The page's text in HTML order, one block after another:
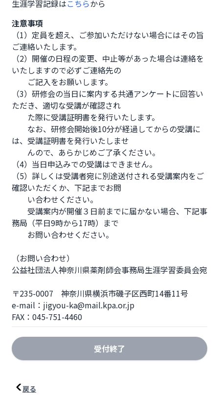
生涯学習記録はこちらから
注意事項
（1）定員を超え、ご参加いただけない場合にはその旨
ご連絡いたします。
（2）開催の日程の変更、中止等があった場合は連絡を
いたしますので必ずご連絡先の
ご記入をお願いします。
（3）研修会の当日に案内する共通アンケートに回答い
ただき、適切な受講が確認され
た際に受講証明書を発行いたします。
なお、研修会開始後10分が経過してからの受講に
は、受講証明書を発行いたしませ
んので、あらかじめご了承ください。
（4）当日申込みでの受講はできません。
（5）詳しくは受講者宛に別途送付される受講案内をご
確認いただくか、下記までお問
い合わせください。
受講案内が開催３日前までに届かない場合、下記事
務局（平日9時から17時）まで
お問い合わせください。
（お問い合わせ）
公益社団法人神奈川県薬剤師会事務局生涯学習委員会宛
〒235-0007　神奈川県横浜市磯子区西町14番11号
e-mail：jigyou-ka@mail.kpa.or.jp
FAX：045-751-4460
受付終了
戻る